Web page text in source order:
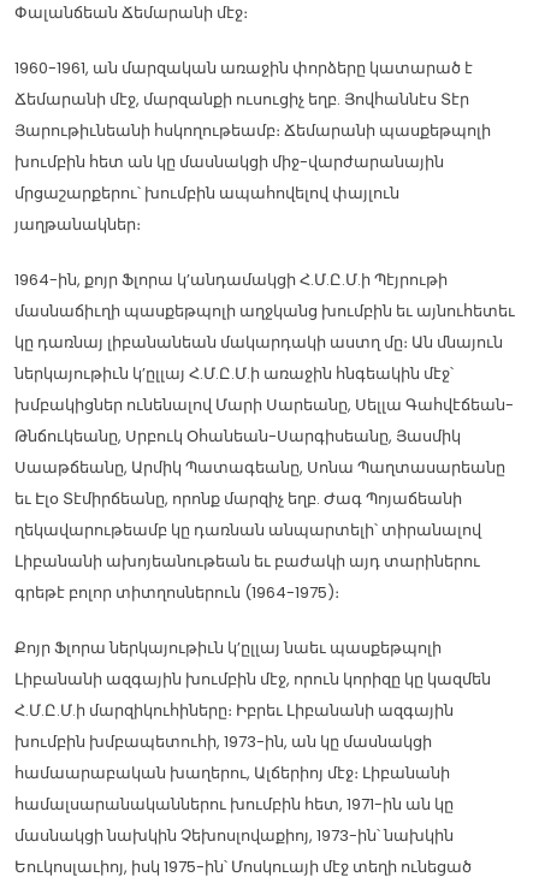
Փալանճեան Ճեմարանի մէջ։
1960-1961, ան մարզական առաջին փորձերը կատարած է
Ճեմարանի մէջ, մարզանքի ուսուցիչ եղբ. Յովհաննէս Տէր
Յարութիւնեանի հսկողութեամբ։ Ճեմարանի պասքեթպոլի
խումբին հետ ան կը մասնակցի միջ-վարժարանային
մրցաշարքերու՝ խումբին ապահովելով փայլուն
յաղթանակներ։
1964-ին, քոյր Ֆլորա կ’անդամակցի Հ.Մ.Ը.Մ.ի Պէյրութի
մասնաճիւղի պասքեթպոլի աղջկանց խումբին եւ այնուհետեւ
կը դառնայ լիբանանեան մակարդակի աստղ մը։ Ան մնայուն
ներկայութիւն կ’ըլլայ Հ.Մ.Ը.Մ.ի առաջին հնգեակին մէջ՝
խմբակիցներ ունենալով Մարի Սարեանը, Սելլա Գահվէճեան-
Թնճուկեանը, Սրբուկ Օհանեան-Սարգիսեանը, Յասմիկ
Սաաթճեանը, Արմիկ Պատագեանը, Սոնա Պաղտասարեանը
եւ Էլօ Տէմիրճեանը, որոնք մարզիչ եղբ. Ժագ Պոյաճեանի
ղեկավարութեամբ կը դառնան անպարտելի՝ տիրանալով
Լիբանանի ախոյեանութեան եւ բաժակի այդ տարիներու
գրեթէ բոլոր տիտղոսներուն (1964-1975)։
Քոյր Ֆլորա ներկայութիւն կ’ըլլայ նաեւ պասքեթպոլի
Լիբանանի ազգային խումբին մէջ, որուն կորիզը կը կազմեն
Հ.Մ.Ը.Մ.ի մարզիկուհիները։ Իբրեւ Լիբանանի ազգային
խումբին խմբապետուհի, 1973-ին, ան կը մասնակցի
համաարաբական խաղերու, Ալճերիոյ մէջ։ Լիբանանի
համալսարանականներու խումբին հետ, 1971-ին ան կը
մասնակցի նախկին Չեխոսլովաքիոյ, 1973-ին՝ նախկին
Եուկոսլաւիոյ, իսկ 1975-ին՝ Մոսկուայի մէջ տեղի ունեցած